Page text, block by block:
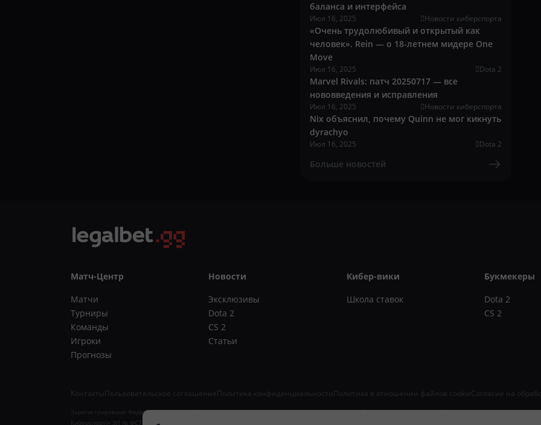
баланса и интерфейса
Июл 16, 2025 Новости киберспорта
«Очень трудолюбивый и открытый как
человек». Rein — о 18-летнем мидере One
Move
Июл 16, 2025 Dota 2
Marvel Rivals: патч 20250717 — все
нововведения и исправления
Июл 16, 2025 Новости киберспорта
Nix объяснил, почему Quinn не мог кикнуть
dyrachyo
Июл 16, 2025 Dota 2
Больше новостей
Матч-Центр
Матчи
Турниры
Команды
Игроки
Прогнозы
Новости
Эксклюзивы
Dota 2
CS 2
Статьи
Кибер-вики
Школа ставок
Букмекеры
Dota 2
CS 2
Контакты Пользовательское соглашениеПолитика конфиденциальностиПолитика в отношении файлов cookieСогласие на
Зарегистрировано Федеральной службой по надзору в сфере связи, информационных технологий и массовых коммуникаций (Роскомнадзор) 16.08.2024.
Киберспорт)» ЭЛ № ФС77-88012. 18+. Учредитель ИП Арзямов Д.А. ОГРН 324645700071843, 410005, г. Саратов, ул. Железнодорожная, 43/55